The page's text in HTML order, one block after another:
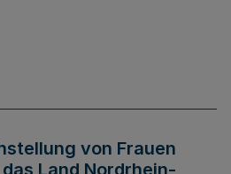
von Frauen
Land Nordrhein-